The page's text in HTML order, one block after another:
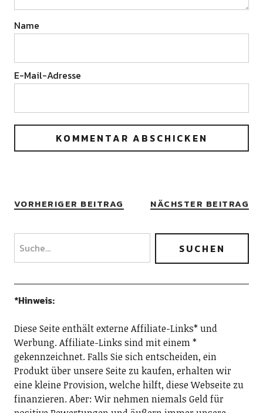
Name
E-Mail-Adresse
VORHERIGER BEITRAG NÄCHSTER BEITRAG
*Hinweis:
Diese Seite enthält externe Affiliate-Links* und
Werbung. Affiliate-Links sind mit einem *
gekennzeichnet. Falls Sie sich entscheiden, ein
Produkt über unsere Seite zu kaufen, erhalten wir
eine kleine Provision, welche hilft, diese Webseite zu
finanzieren. Aber: Wir nehmen niemals Geld für